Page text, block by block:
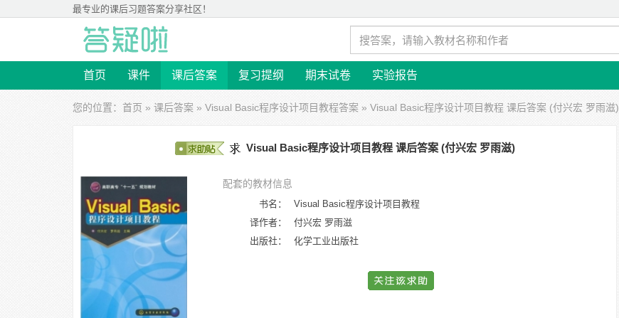
最专业的课后习题答案分享社区！
首页 课件 课后答案 复习提纲 期末试卷 实验报告
您的位置： 首页 » 课后答案 » Visual Basic程序设计项目教程答案 » Visual Basic程序设计项目教程 课后答案 (付兴宏 罗雨滋)
Visual Basic程序设计项目教程 课后答案 (付兴宏 罗雨滋)
配套的教材信息
书名：
Visual Basic程序设计项目教程
译作者：
付兴宏 罗雨滋
出版社：
化学工业出版社